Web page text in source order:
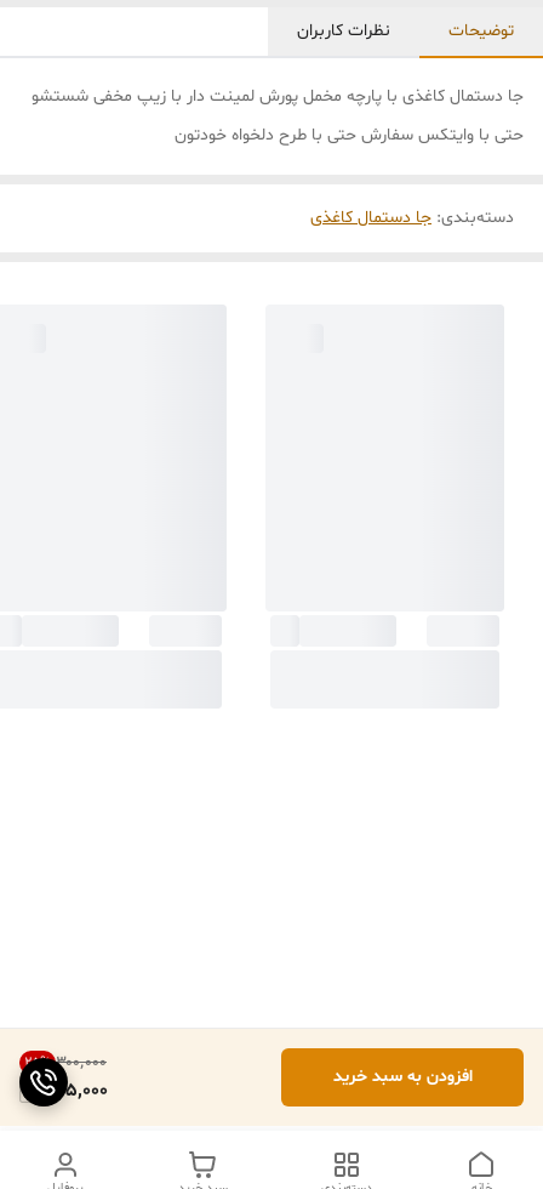
۳۰۰٬۰۰۰ 25%
225,000
افزودن به سبد خرید
توضیحات نظرات کاربران
جا دستمال کاغذی با پارچه مخمل پورش لمینت دار با زیپ مخفی شستشو
حتی با وایتکس سفارش حتی با طرح دلخواه خودتون
دسته‌بندی: جا دستمال کاغذی